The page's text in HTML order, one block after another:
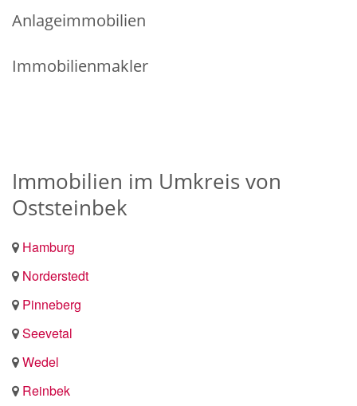
Anlageimmobilien
Immobilienmakler
Immobilien im Umkreis von
Oststeinbek
Hamburg
Norderstedt
Pinneberg
Seevetal
Wedel
Reinbek